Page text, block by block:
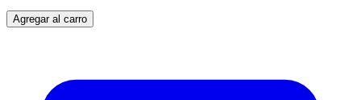
Agregar al carro